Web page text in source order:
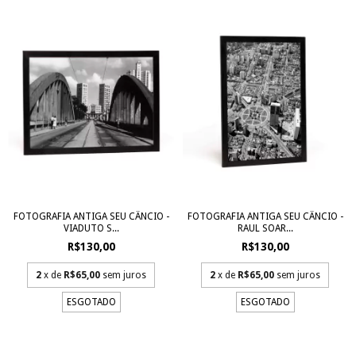
FOTOGRAFIA ANTIGA SEU CÂNCIO -
VIADUTO S...
R$130,00
2 x de R$65,00 sem juros
ESGOTADO
FOTOGRAFIA ANTIGA SEU CÂNCIO -
RAUL SOAR...
R$130,00
2 x de R$65,00 sem juros
ESGOTADO